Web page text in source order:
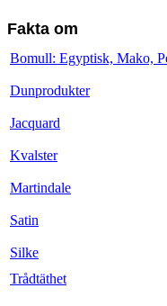
Fakta om
Bomull: Egyptisk, Mako,
Dunprodukter
Jacquard
Kvalster
Martindale
Satin
Silke
Trådtäthet